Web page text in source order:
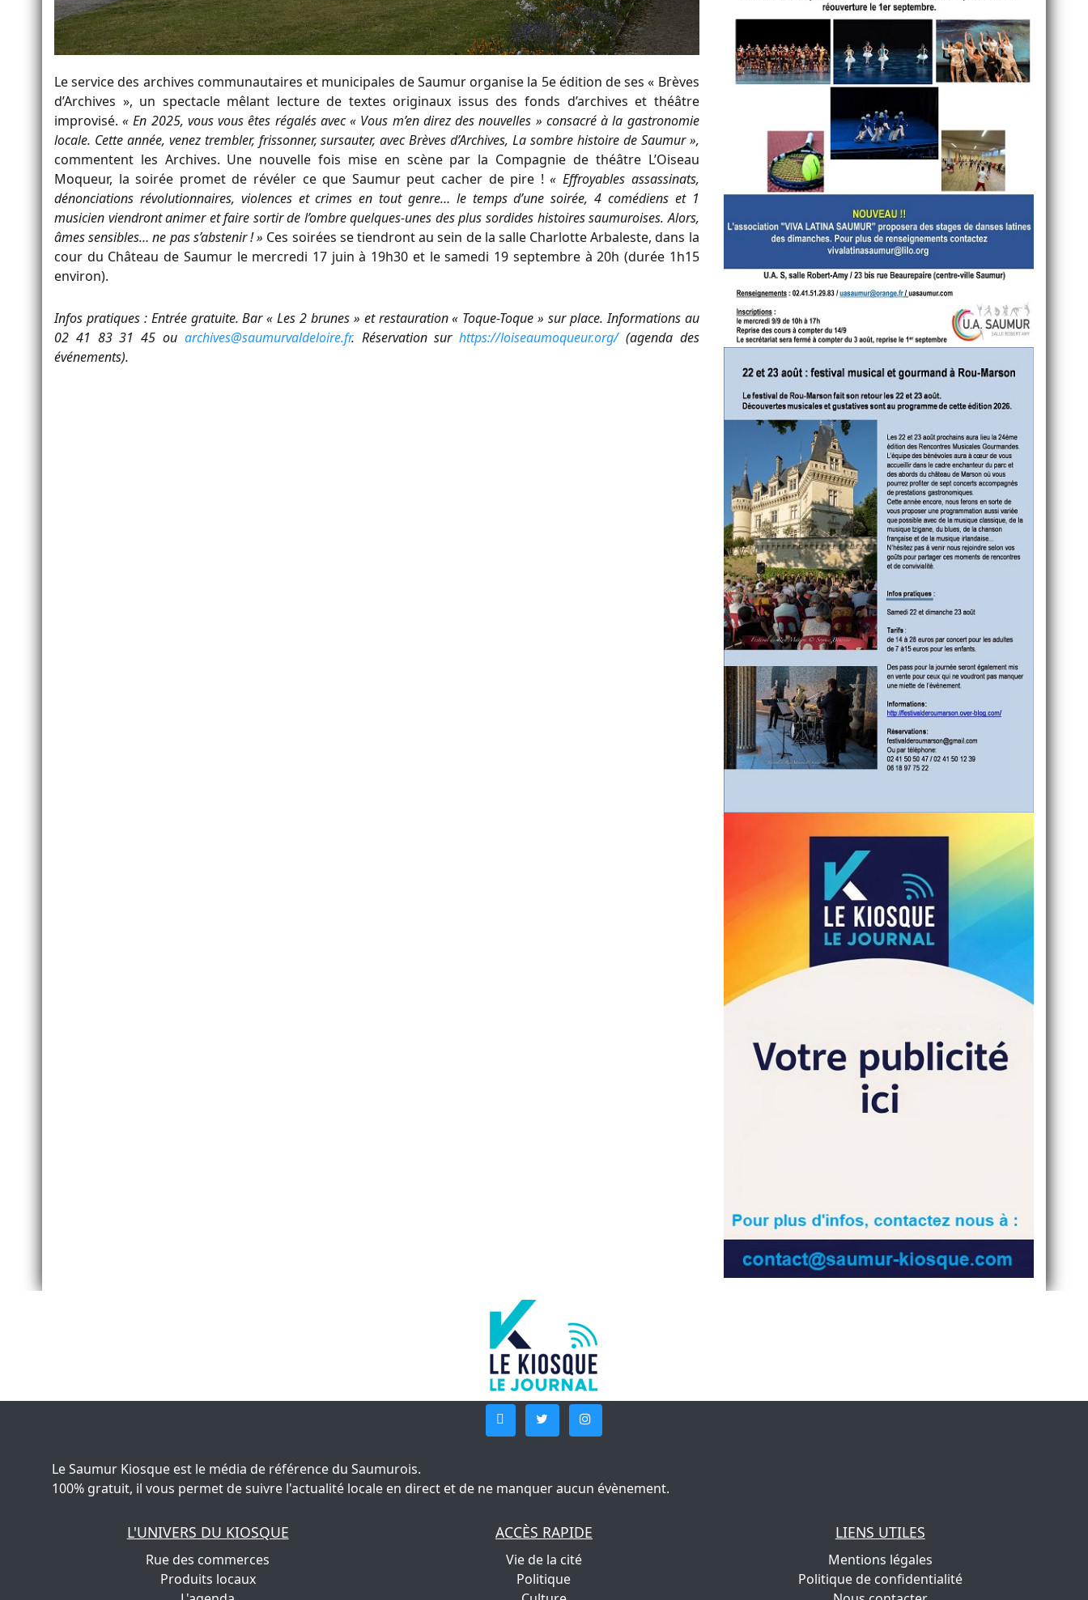
Le service des archives communautaires et municipales de Saumur organise la 5e édition de ses « Brèves
d’Archives », un spectacle mêlant lecture de textes originaux issus des fonds d’archives et théâtre
improvisé.« En 2025, vous vous êtes régalés avec « Vous m’en direz des nouvelles » consacré à la gastronomie
locale. Cette année, venez trembler, frissonner, sursauter, avec Brèves d’Archives, La sombre histoire de Saumur »,
commentent les Archives. Une nouvelle fois mise en scène par la Compagnie de théâtre L’Oiseau
Moqueur, la soirée promet de révéler ce que Saumur peut cacher de pire !« Effroyables assassinats,
dénonciations révolutionnaires, violences et crimes en tout genre… le temps d’une soirée, 4 comédiens et 1
musicien viendront animer et faire sortir de l’ombre quelques-unes des plus sordides histoires saumuroises. Alors,
âmes sensibles… ne pas s’abstenir ! » Ces soirées se tiendront au sein de la salle Charlotte Arbaleste, dans la
cour du Château de Saumur le mercredi 17 juin à 19h30 et le samedi 19 septembre à 20h (durée 1h15
environ).
Infos pratiques : Entrée gratuite. Bar « Les 2 brunes » et restauration « Toque-Toque » sur place. Informations au
02 41 83 31 45 ou archives@saumurvaldeloire.fr. Réservation surhttps://loiseaumoqueur.org/(agenda des
événements).
Le Saumur Kiosque est le média de référence du Saumurois.
100% gratuit, il vous permet de suivre l'actualité locale en direct et de ne manquer aucun évènement.
L'UNIVERS DU KIOSQUE
Rue des commerces
Produits locaux
ACCÈS RAPIDE
Vie de la cité
Politique
LIENS UTILES
Mentions légales
Politique de confidentialité